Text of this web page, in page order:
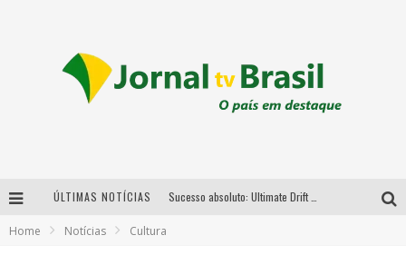
ÚLTIMAS NOTÍCIAS
Home Notícias Cultura